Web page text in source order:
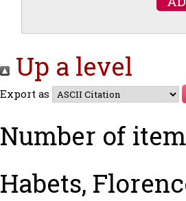
Up a level
Export as
Number of
Habets,